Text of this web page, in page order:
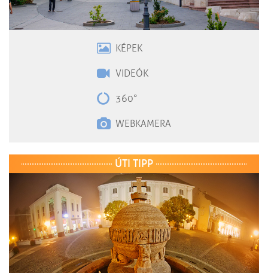
KÉPEK
VIDEÓK
360°
WEBKAMERA
ÚTI TIPP